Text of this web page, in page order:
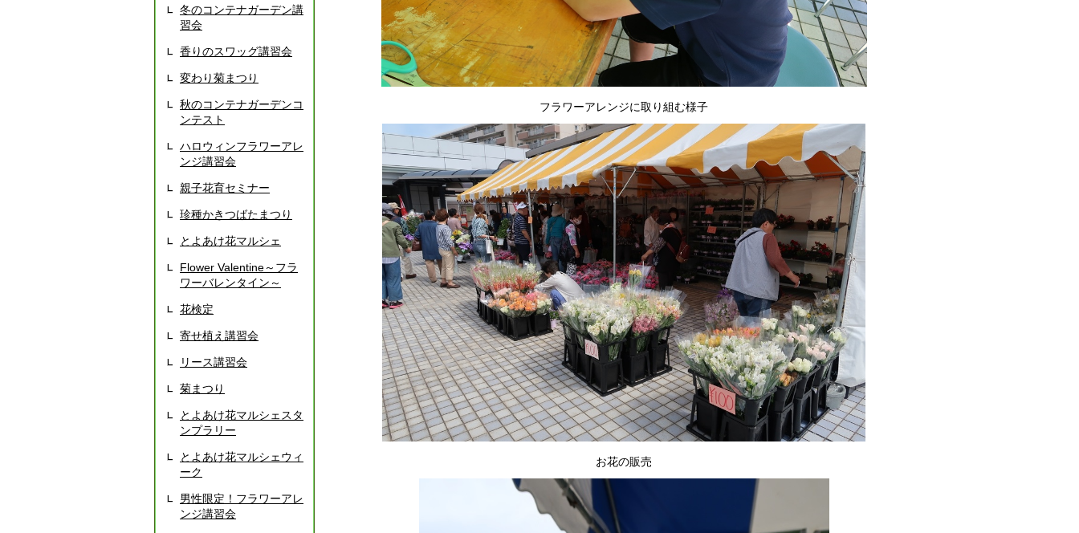
冬のコンテナガーデン講
習会
香りのスワッグ講習会
変わり菊まつり
秋のコンテナガーデンコ
ンテスト
ハロウィンフラワーアレ
ンジ講習会
親子花育セミナー
珍種かきつばたまつり
とよあけ花マルシェ
Flower Valentine～フラ
ワーバレンタイン～
花検定
寄せ植え講習会
リース講習会
菊まつり
とよあけ花マルシェスタ
ンプラリー
とよあけ花マルシェウィ
ーク
男性限定！フラワーアレ
ンジ講習会
フラワーアレンジに取り組む様子
お花の販売